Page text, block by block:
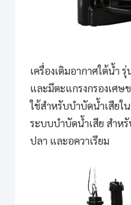
เครื่องเติมอากาศใต้น้ำ รุ่
และมีตะแกรงกรองเศษ
ใช้สำหรับบำบัดน้ำเสียใ
ระบบบำบัดน้ำเสีย สำห
ปลา และอควาเรียม